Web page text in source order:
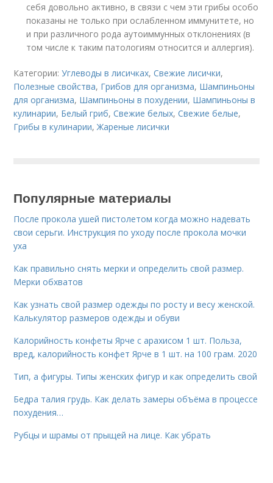
себя довольно активно, в связи с чем эти грибы особо
показаны не только при ослабленном иммунитете, но
и при различного рода аутоиммунных отклонениях (в
том числе к таким патологиям относится и аллергия).
Категории:Углеводы в лисичках,Свежие лисички,
Полезные свойства, Грибов для организма, Шампиньоны
для организма, Шампиньоны в похудении, Шампиньоны в
кулинарии, Белый гриб,Свежие белых,Свежие белые,
Грибы в кулинарии,Жареные лисички
Популярные материалы
После прокола ушей пистолетом когда можно надевать
свои серьги. Инструкция по уходу после прокола мочки
уха
Как правильно снять мерки и определить свой размер.
Мерки обхватов
Как узнать свой размер одежды по росту и весу женской.
Калькулятор размеров одежды и обуви
Калорийность конфеты Ярче с арахисом 1 шт. Польза,
вред, калорийность конфет Ярче в 1 шт. на 100 грам. 2020
Тип, а фигуры. Типы женских фигур и как определить свой
Бедра талия грудь. Как делать замеры объёма в процессе
похудения…
Рубцы и шрамы от прыщей на лице. Как убрать